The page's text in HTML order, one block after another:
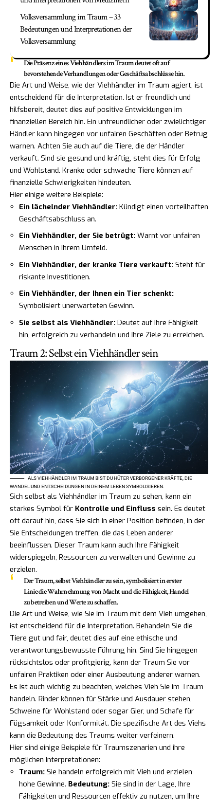
Volksversammlung im Traum – 33
Bedeutungen und Interpretationen der
Volksversammlung
Die Präsenz eines Viehhändlers im Traum deutet oft auf
bevorstehende Verhandlungen oder Geschäftsabschlüsse hin.
Die Art und Weise, wie der Viehhändler im Traum agiert, ist
entscheidend für die Interpretation. Ist er freundlich und
hilfsbereit, deutet dies auf positive Entwicklungen im
finanziellen Bereich hin. Ein unfreundlicher oder zwielichtiger
Händler kann hingegen vor unfairen Geschäften oder Betrug
warnen. Achten Sie auch auf die Tiere, die der Händler
verkauft. Sind sie gesund und kräftig, steht dies für Erfolg
und Wohlstand. Kranke oder schwache Tiere können auf
finanzielle Schwierigkeiten hindeuten.
Hier einige weitere Beispiele:
Ein lächelnder Viehhändler: Kündigt einen vorteilhaften
Geschäftsabschluss an.
Ein Viehhändler, der Sie betrügt: Warnt vor unfairen
Menschen in Ihrem Umfeld.
Ein Viehhändler, der kranke Tiere verkauft: Steht für
riskante Investitionen.
Ein Viehhändler, der Ihnen ein Tier schenkt:
Symbolisiert unerwarteten Gewinn.
Sie selbst als Viehhändler: Deutet auf Ihre Fähigkeit
hin, erfolgreich zu verhandeln und Ihre Ziele zu erreichen.
Traum 2: Selbst ein Viehhändler sein
ALS VIEHHÄNDLER IM TRAUM BIST DU HÜTER VERBORGENER KRÄFTE, DIE
WANDEL UND ENTSCHEIDUNGEN IN DEINEM LEBEN SYMBOLISIEREN.
Sich selbst als Viehhändler im Traum zu sehen, kann ein
starkes Symbol für Kontrolle und Einfluss sein. Es deutet
oft darauf hin, dass Sie sich in einer Position befinden, in der
Sie Entscheidungen treffen, die das Leben anderer
beeinflussen. Dieser Traum kann auch Ihre Fähigkeit
widerspiegeln, Ressourcen zu verwalten und Gewinne zu
erzielen.
Der Traum, selbst Viehhändler zu sein, symbolisiert in erster
Linie die Wahrnehmung von Macht und die Fähigkeit, Handel
zu betreiben und Werte zu schaffen.
Die Art und Weise, wie Sie im Traum mit dem Vieh umgehen,
ist entscheidend für die Interpretation. Behandeln Sie die
Tiere gut und fair, deutet dies auf eine ethische und
verantwortungsbewusste Führung hin. Sind Sie hingegen
rücksichtslos oder profitgierig, kann der Traum Sie vor
unfairen Praktiken oder einer Ausbeutung anderer warnen.
Es ist auch wichtig zu beachten, welches Vieh Sie im Traum
handeln. Rinder können für Stärke und Ausdauer stehen,
Schweine für Wohlstand oder sogar Gier, und Schafe für
Fügsamkeit oder Konformität. Die spezifische Art des Viehs
kann die Bedeutung des Traums weiter verfeinern.
Hier sind einige Beispiele für Traumszenarien und ihre
möglichen Interpretationen:
Traum: Sie handeln erfolgreich mit Vieh und erzielen
hohe Gewinne. Bedeutung: Sie sind in der Lage, Ihre
Fähigkeiten und Ressourcen effektiv zu nutzen, um Ihre